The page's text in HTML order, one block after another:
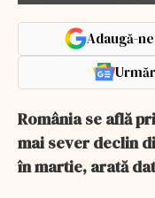
Adaugă-
România se află
mai sever declin
în martie, arată